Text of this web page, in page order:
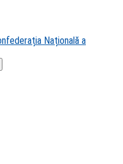
Națională a